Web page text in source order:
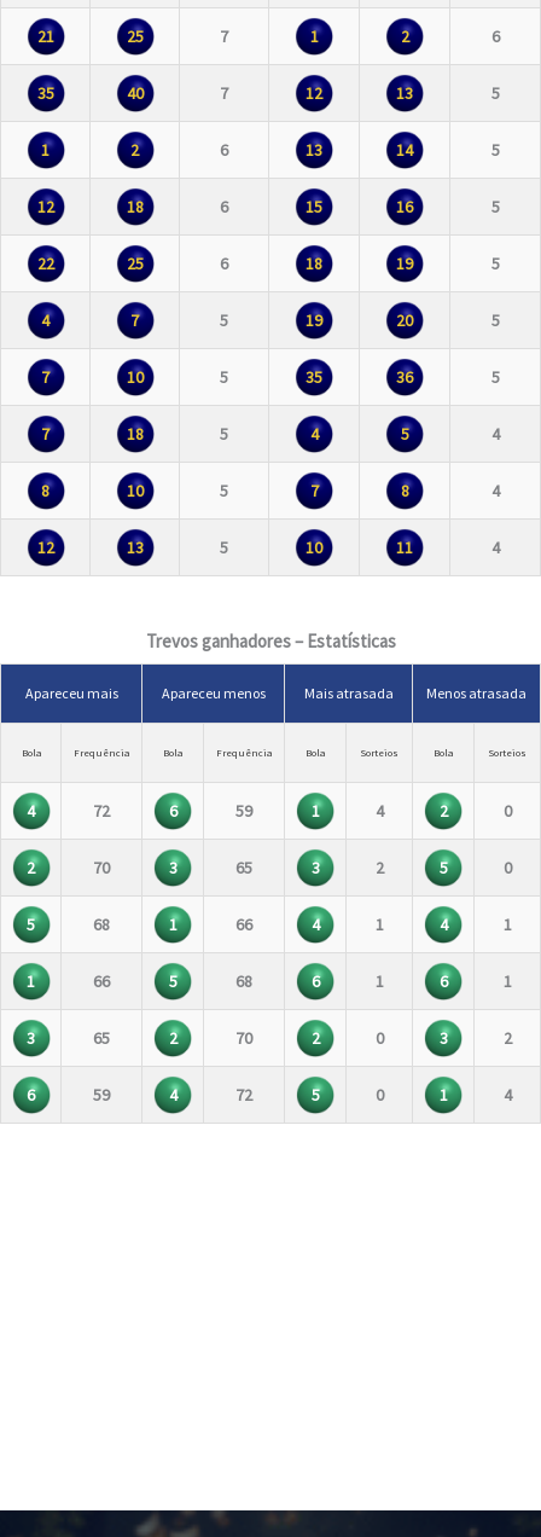
21 25 7 1 2 6
35 40 7 12 13 5
1 2 6 13 14 5
12 18 6 15 16 5
22 25 6 18 19 5
4 7 5 19 20 5
7 10 5 35 36 5
7 18 5 4 5 4
8 10 5 7 8 4
12 13 5 10 11 4
Trevos ganhadores – Estatísticas
Apareceu mais Apareceu menos Mais atrasada Menos atrasada
Bola Frequência Bola Frequência Bola Sorteios Bola Sorteios
4 72 6 59 1 4 2 0
2 70 3 65 3 2 5 0
5 68 1 66 4 1 4 1
1 66 5 68 6 1 6 1
3 65 2 70 2 0 3 2
6 59 4 72 5 0 1 4